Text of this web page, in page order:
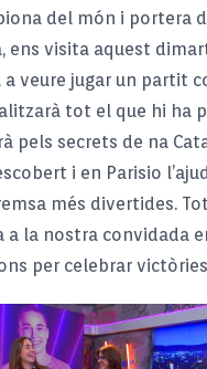
del món i portera
ens visita aquest
a veure jugar un partit
tot el que hi ha
pels secrets de na
i en Parisio
més divertides.
a la nostra convidada
per celebrar